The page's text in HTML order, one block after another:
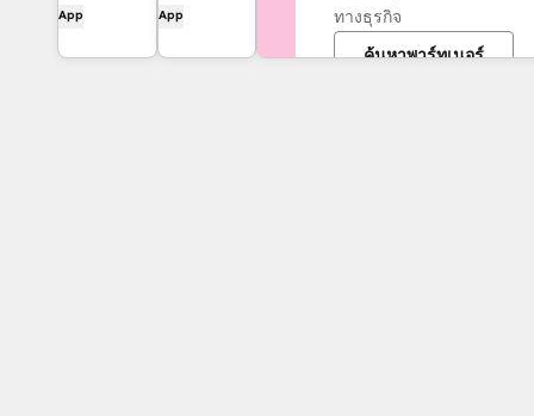
your inbox
with the
App
quickly and
easily with
App
ทางธุรกิจ
ค้นหาพาร์ทเนอร์